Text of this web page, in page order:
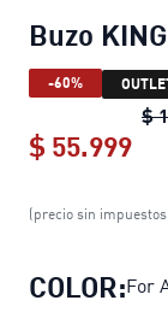
Buzo
-60%
$
$ 55.999
(precio sin
COLOR:For